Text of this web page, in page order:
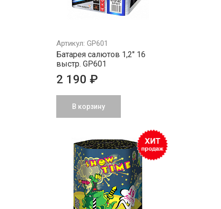
Артикул: GP601
Батарея салютов 1,2" 16
выстр. GP601
2 190 ₽
В корзину